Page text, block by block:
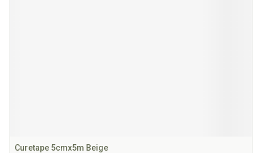
Curetape 5cmx5m Beige